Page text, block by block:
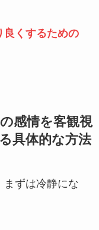
良くするための
感情を客観視
具体的な方法
まずは冷静にな